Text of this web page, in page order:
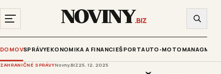
NOVINY.BIZ
DOMOVSPRÁVYEKONOMIKA A FINANCIEŠPORTAUTO-MOTO
ZAHRANIČNÉ SPRÁVYNovny.BIZ25. 12. 2025